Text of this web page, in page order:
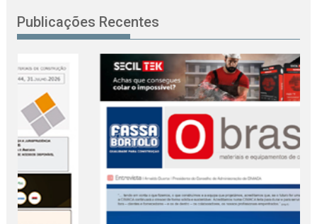
Publicações Recentes